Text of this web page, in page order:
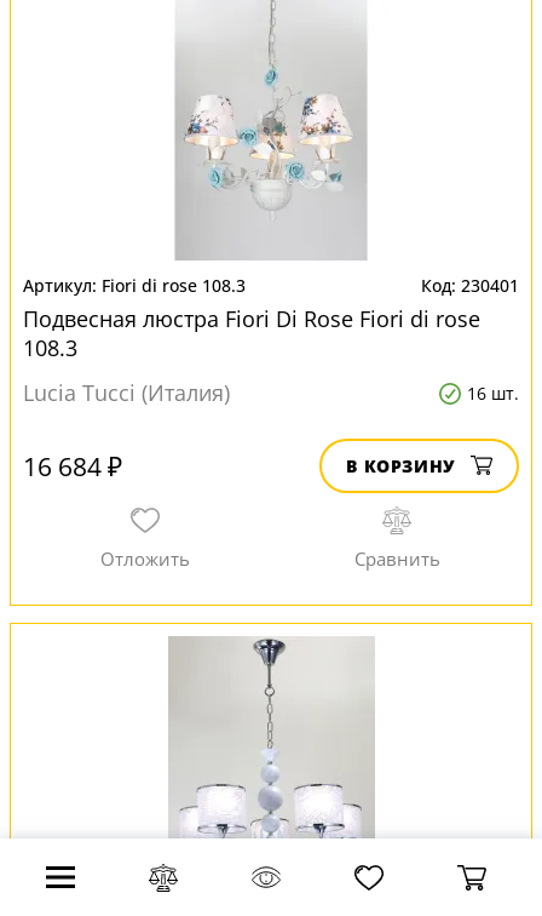
Fiori di rose 108.3 230401
Подвесная люстра Fiori Di Rose Fiori di rose
108.3
Lucia Tucci (Италия)
16 шт.
16 684 ₽ В КОРЗИНУ